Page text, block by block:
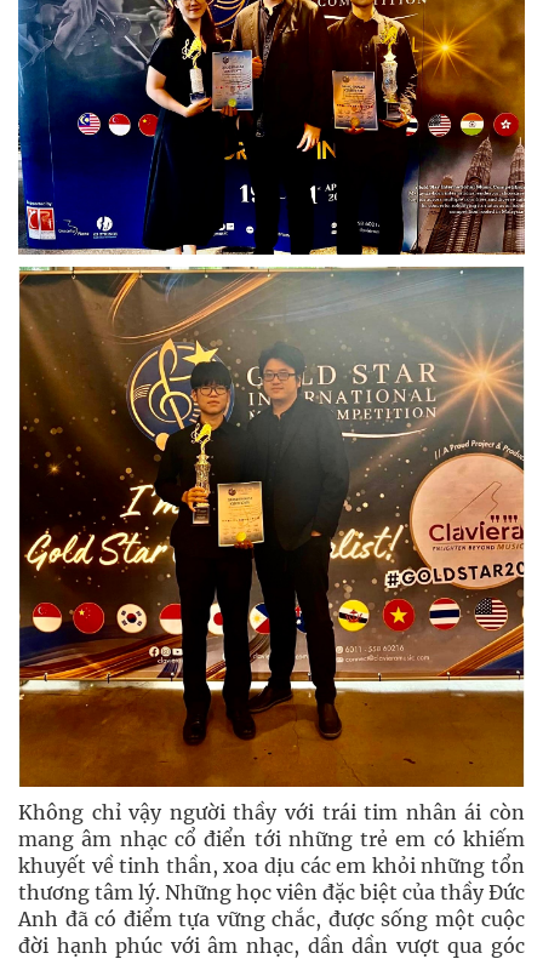
Không chỉ vậy người thầy với trái tim nhân ái còn
mang âm nhạc cổ điển tới những trẻ em có khiếm
khuyết về tinh thần, xoa dịu các em khỏi những tổn
thương tâm l‎ý. Những học viên đặc biệt của thầy Đức
Anh đã có điểm tựa vững chắc, được sống một cuộc
đời hạnh phúc với âm nhạc, dần dần vượt qua góc